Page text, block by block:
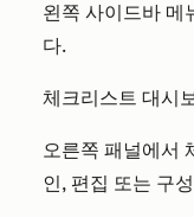
왼쪽 사이드바 메
다.
체크리스트 대시
오른쪽 패널에서
인, 편집 또는 구